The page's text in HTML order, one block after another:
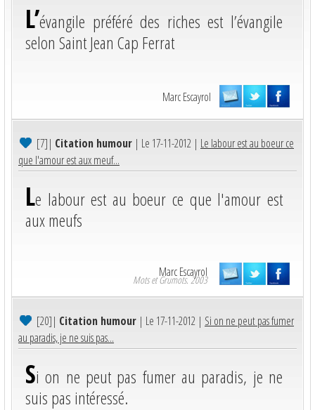
L’évangile préféré des riches est l’évangile
selon Saint Jean Cap Ferrat
Marc Escayrol
[7]| Citation humour | Le 17-11-2012 | Le labour est au boeur ce
que l'amour est aux meuf...
Le labour est au boeur ce que l'amour est
aux meufs
Marc Escayrol
Mots et Grumots. 2003
[20]| Citation humour | Le 17-11-2012 | Si on ne peut pas fumer
au paradis, je ne suis pas...
Si on ne peut pas fumer au paradis, je ne
suis pas intéressé.